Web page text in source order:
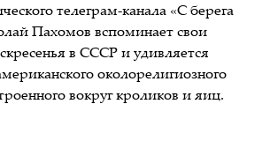
телеграм-канала «C берега
Пахомов вспоминает свои
в СССР и удивляется
околорелигиозного
вокруг кроликов и яиц.